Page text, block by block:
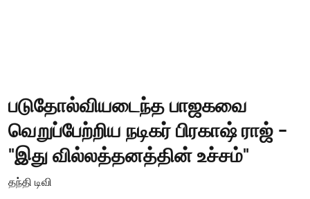
படுதோல்வியடைந்த பாஜகவை
வெறுப்பேற்றிய நடிகர் பிரகாஷ் ராஜ் -
"இது வில்லத்தனத்தின் உச்சம்"
தந்தி டிவி